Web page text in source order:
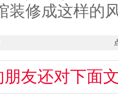
装修成这样的
友还对下面